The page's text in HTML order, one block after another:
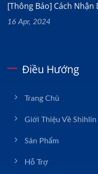
[Thông Báo] Cách Nhận
16 Apr, 2024
Điều Hướng
Trang Chủ
Giới Thiệu Về Shihlin
Sản Phẩm
Hỗ Trợ